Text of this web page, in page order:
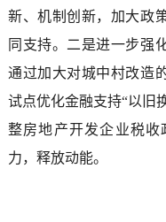
新、机制创新，加大政
同支持。二是进一步强
通过加大对城中村改造
试点优化金融支持“以旧
整房地产开发企业税
力，释放动能。